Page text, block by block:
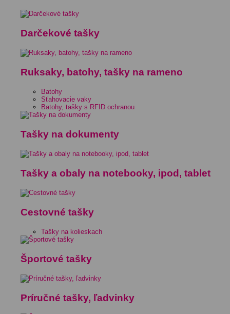
Darčekové tašky
Ruksaky, batohy, tašky na rameno
Batohy
Sťahovacie vaky
Batohy, tašky s RFID ochranou
Tašky na dokumenty
Tašky a obaly na notebooky, ipod, tablet
Cestovné tašky
Tašky na kolieskach
Športové tašky
Príručné tašky, ľadvinky